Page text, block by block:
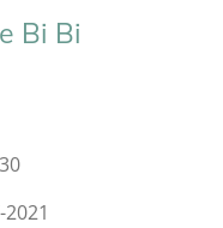
Bi Bi